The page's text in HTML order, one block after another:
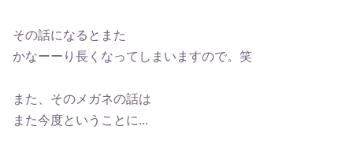
その話になるとまた
かなーーり長くなってしまいますので。笑
また、そのメガネの話は
また今度ということに...